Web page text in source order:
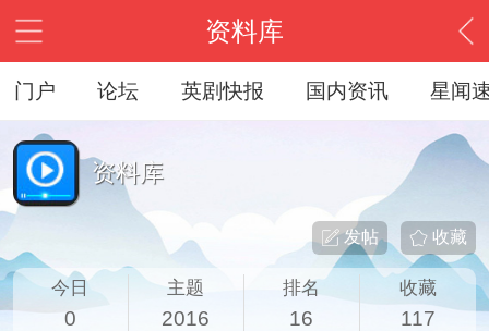
资料库
门户 论坛 英剧快报 国内资讯 星闻
资料库
收藏
发帖
今日
0
主题
2016
排名
16
收藏
117